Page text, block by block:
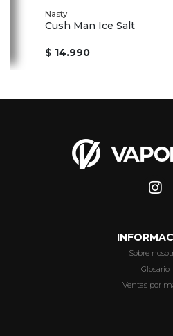
Nasty
Cush Man Ice Salt
$ 14.990
Sobre
Glosario
Ventas por